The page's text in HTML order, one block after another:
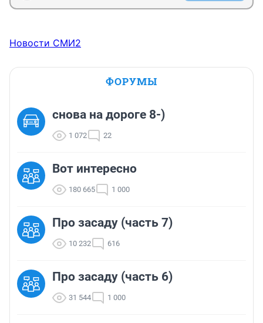
Новости СМИ2
ФОРУМЫ
снова на дороге 8-)
1 072 22
Вот интересно
180 665 1 000
Про засаду (часть 7)
10 232 616
Про засаду (часть 6)
31 544 1 000